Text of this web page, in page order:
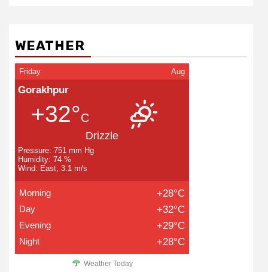
WEATHER
Friday Aug
Gorakhpur
+32°C
Drizzle
Pressure: 751 mm Hg
Humidity: 74 %
Wind: East, 3.1 m/s
Morning +28°C
Day +32°C
Evening +29°C
Night +28°C
Weather Today